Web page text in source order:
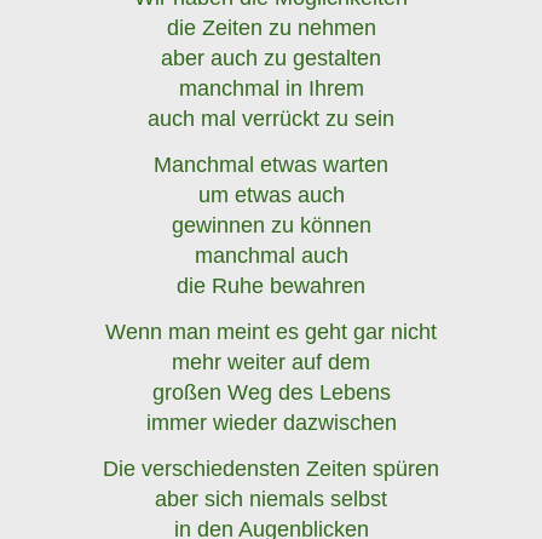
die Zeiten zu nehmen
aber auch zu gestalten
manchmal in Ihrem
auch mal verrückt zu sein
Manchmal etwas warten
um etwas auch
gewinnen zu können
manchmal auch
die Ruhe bewahren
Wenn man meint es geht gar nicht
mehr weiter auf dem
großen Weg des Lebens
immer wieder dazwischen
Die verschiedensten Zeiten spüren
aber sich niemals selbst
in den Augenblicken